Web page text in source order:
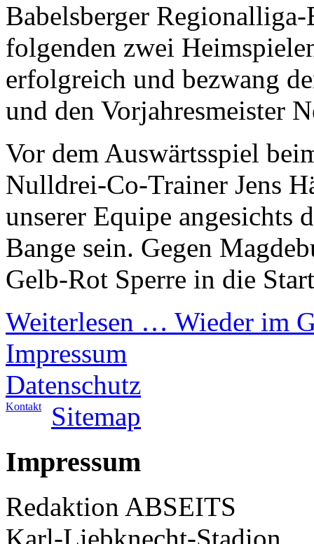
Babelsberger
folgenden zwei
erfolgreich und bezwang
und den Vorjahresmeister
Vor dem Auswärtsspiel
Nulldrei-Co-Trainer Jens
unserer Equipe angesichts
Bange sein. Gegen
Gelb-Rot Sperre in die
Weiterlesen … Wieder im
Impressum
Datenschutz
Kontakt Sitemap
Impressum
Redaktion ABSEITS